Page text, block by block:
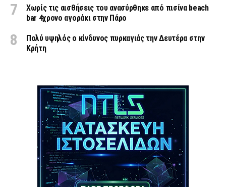
Χωρίς τις αισθήσεις του ανασύρθηκε από πισίνα beach
bar 4χρονο αγοράκι στην Πάρο
Πολύ υψηλός ο κίνδυνος πυρκαγιάς την Δευτέρα στην
Κρήτη